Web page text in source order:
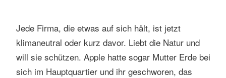
Jede Firma, die etwas auf sich hält, ist jetzt
klimaneutral oder kurz davor. Liebt die Natur und
will sie schützen. Apple hatte sogar Mutter Erde bei
sich im Hauptquartier und ihr geschworen, das